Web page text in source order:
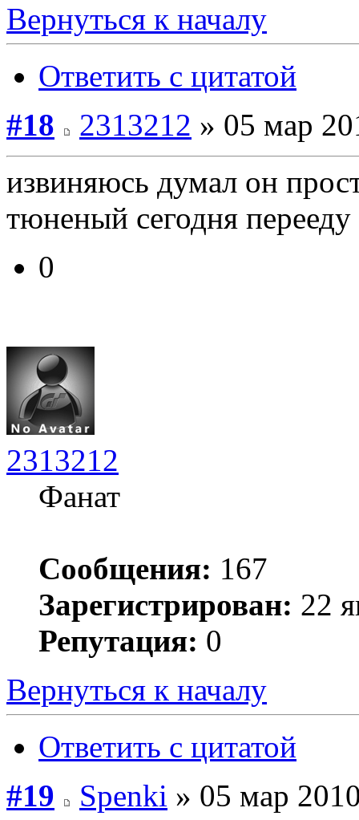
Вернуться к началу
Ответить с цитатой
#18
2313212 » 05 мар
извиняюсь думал он
тюненый сегодня перееду
0
2313212
Фанат
Сообщения: 167
Зарегистрирован: 22
Репутация: 0
Вернуться к началу
Ответить с цитатой
#19
Spenki » 05 мар